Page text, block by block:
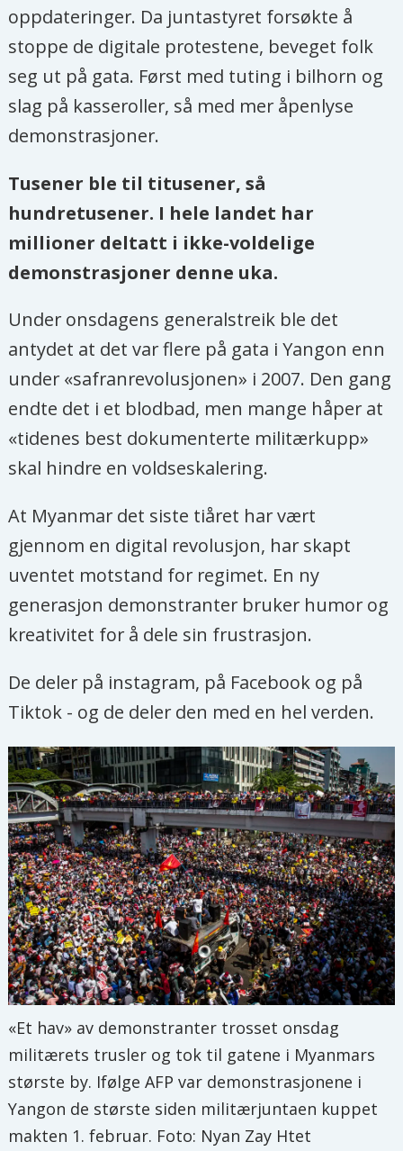
oppdateringer. Da juntastyret forsøkte å
stoppe de digitale protestene, beveget folk
seg ut på gata. Først med tuting i bilhorn og
slag på kasseroller, så med mer åpenlyse
demonstrasjoner.
Tusener ble til titusener, så
hundretusener. I hele landet har
millioner deltatt i ikke-voldelige
demonstrasjoner denne uka.
Under onsdagens generalstreik ble det
antydet at det var flere på gata i Yangon enn
under «safranrevolusjonen» i 2007. Den gang
endte det i et blodbad, men mange håper at
«tidenes best dokumenterte militærkupp»
skal hindre en voldseskalering.
At Myanmar det siste tiåret har vært
gjennom en digital revolusjon, har skapt
uventet motstand for regimet. En ny
generasjon demonstranter bruker humor og
kreativitet for å dele sin frustrasjon.
De deler på instagram, på Facebook og på
Tiktok - og de deler den med en hel verden.
«Et hav» av demonstranter trosset onsdag
militærets trusler og tok til gatene i Myanmars
største by. Ifølge AFP var demonstrasjonene i
Yangon de største siden militærjuntaen kuppet
makten 1. februar. Foto: Nyan Zay Htet